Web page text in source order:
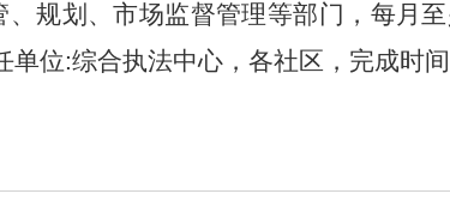
规划、市场监督管理等部门，每月
位:综合执法中心，各社区，完成时间